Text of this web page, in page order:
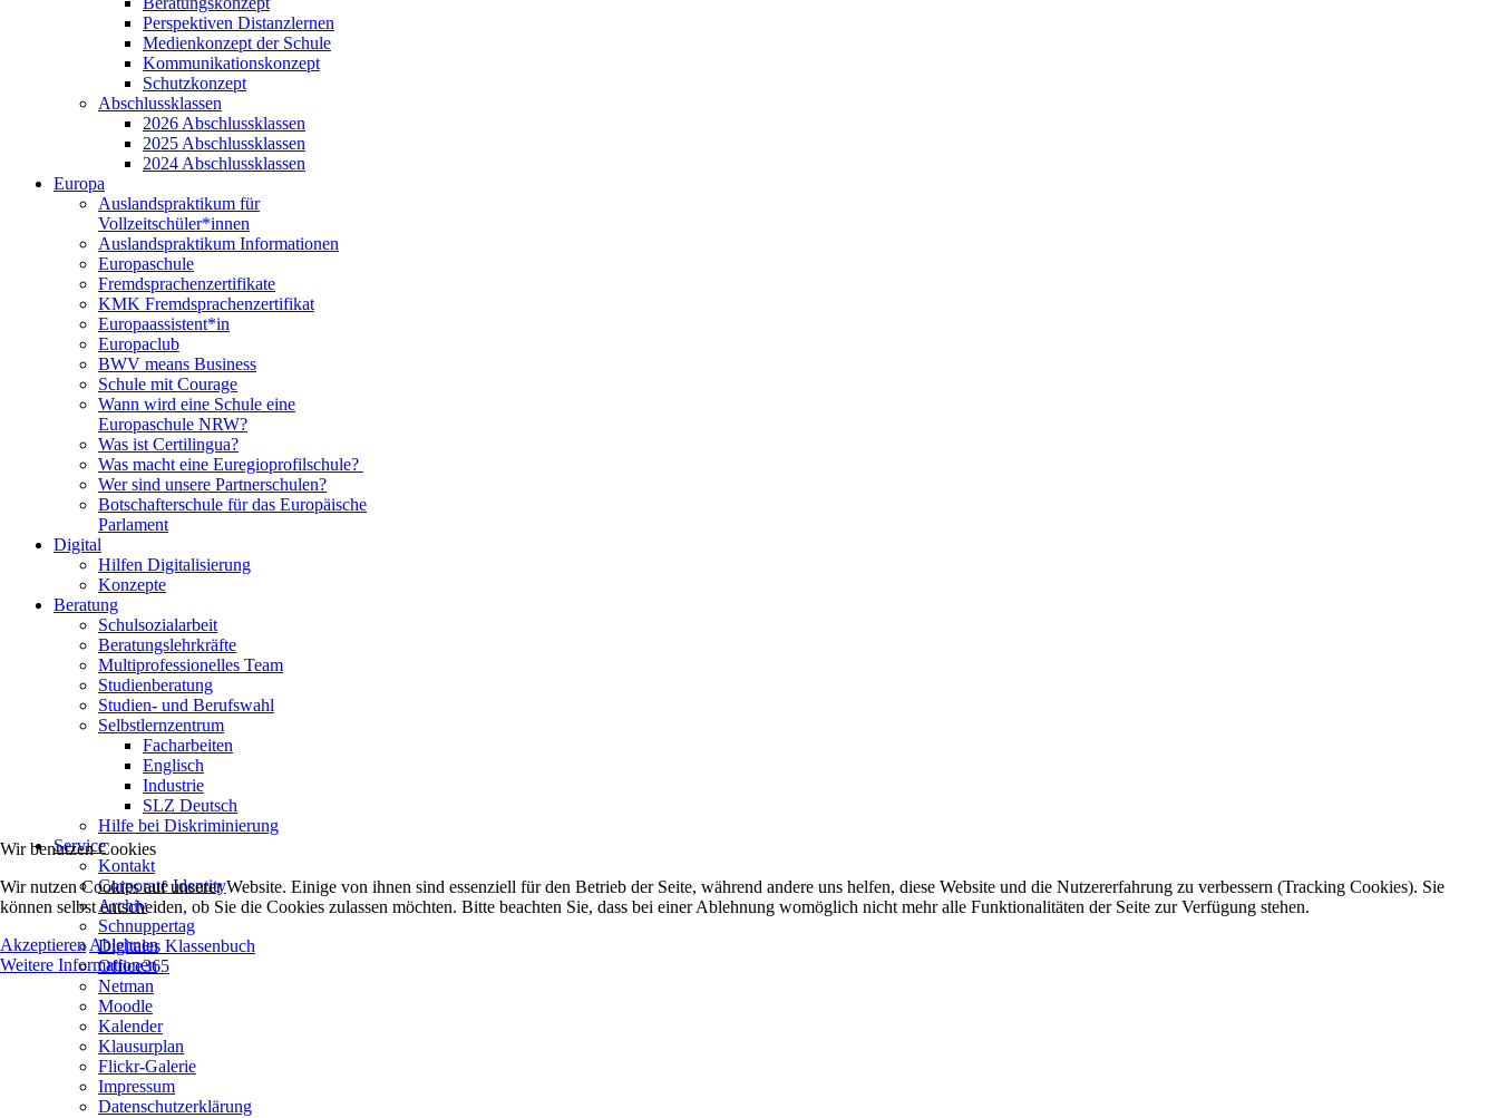
Perspektiven Distanzlernen
Medienkonzept der Schule
Kommunikationskonzept
Schutzkonzept
Abschlussklassen
2026 Abschlussklassen
2025 Abschlussklassen
2024 Abschlussklassen
Europa
Auslandspraktikum für
Vollzeitschüler*innen
Auslandspraktikum Informationen
Europaschule
Fremdsprachenzertifikate
KMK Fremdsprachenzertifikat
Europaassistent*in
Europaclub
BWV means Business
Schule mit Courage
Wann wird eine Schule eine
Europaschule NRW?
Was ist Certilingua?
Was macht eine Euregioprofilschule?
Wer sind unsere Partnerschulen?
Botschafterschule für das Europäische
Parlament
Digital
Hilfen Digitalisierung
Konzepte
Beratung
Schulsozialarbeit
Beratungslehrkräfte
Multiprofessionelles Team
Studienberatung
Studien- und Berufswahl
Selbstlernzentrum
Facharbeiten
Englisch
Industrie
SLZ Deutsch
Hilfe bei Diskriminierung
Service
Kontakt
Corporate Identity
Archiv
Schnuppertag
Digitales Klassenbuch
Office365
Netman
Moodle
Kalender
Klausurplan
Flickr-Galerie
Impressum
Datenschutzerklärung
Wir benutzen Cookies
Wir nutzen Cookies auf unserer Website. Einige von ihnen sind essenziell für den Betrieb der Seite, während andere uns helfen, diese Website und die Nutzererfahrung zu verbessern (Tracking Cookies). Sie
können selbst entscheiden, ob Sie die Cookies zulassen möchten. Bitte beachten Sie, dass bei einer Ablehnung womöglich nicht mehr alle Funktionalitäten der Seite zur Verfügung stehen.
Akzeptieren Ablehnen
Weitere Informationen